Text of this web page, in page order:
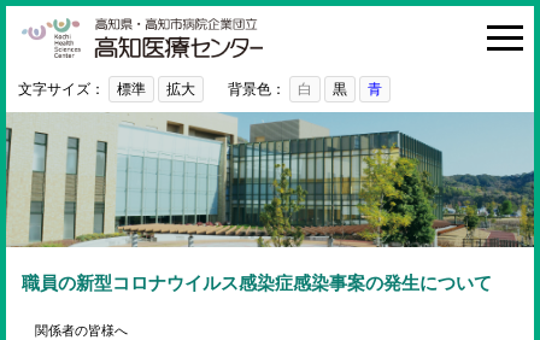
HOME
診療科・部門
入院・お見舞い
病院紹介
医療関係者の方へ
文字サイズ： 標準 拡大 背景色： 白 黒 青
職員の新型コロナウイルス感染症感染事案の発生について
関係者の皆様へ